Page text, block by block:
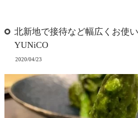
北新地で接待など幅広くお使
YUNiCO
2020/04/23